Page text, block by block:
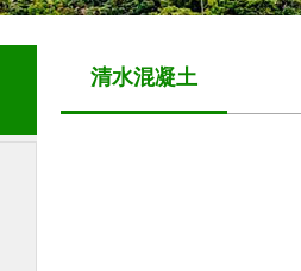
清水混凝土